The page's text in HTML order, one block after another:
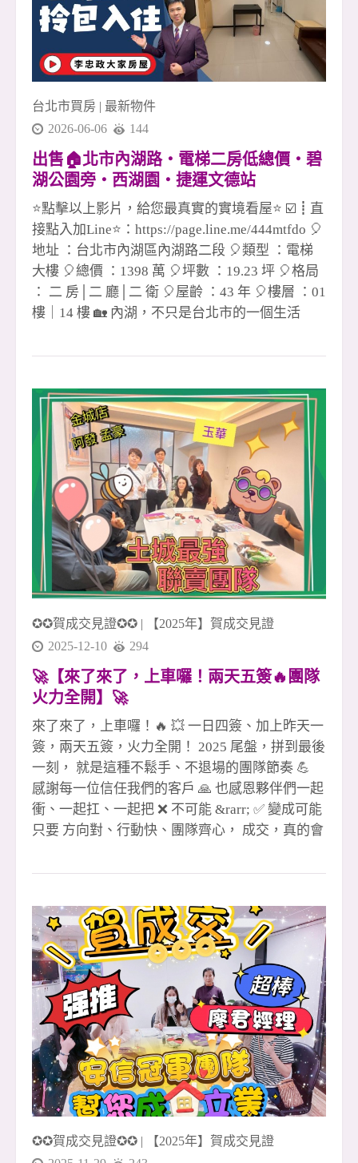
台北市買房 | 最新物件
2026-06-06
144
出售🏠北市內湖路・電梯二房低總價・碧
湖公園旁・西湖園・捷運文德站
☎️0933739959⭐李忠政大家房屋⭐#房地產#
買房#土城金城武#房仲
⭐點擊以上影片，給您最真實的實境看屋⭐ ☑️┋直
接點入加Line⭐：https://page.line.me/444mtfdo 🎈
地址 ：台北市內湖區內湖路二段 🎈類型 ：電梯
大樓 🎈總價 ：1398 萬 🎈坪數 ：19.23 坪 🎈格局
： 二 房│二 廳│二 衛 🎈屋齡 ：43 年 🎈樓層 ：01
樓｜14 樓 🏡 內湖，不只是台北市的一個生活
天出門，沿著內湖碧湖公園周邊散步，眼前是綠
日常就能擁有接近自然的放鬆感。 早晨可以在湖
畔慢慢走一圈，感受清新的空氣與安靜的住宅氛
圍；傍晚下班回家，也能用一段散步的時間，把
白天的忙碌慢慢放下 🚶&zwj;♂️☕ 對許多人來說，
這樣的生活，不只是買一間房子，而是買下一種
更舒服的生活節奏。 📍 生活機能方面，周邊有文
德路、內湖路二段商圈，日常採買、餐飲、小
吃、咖啡、超商、診所等需求都能輕鬆滿足 🛒🍜
☕ 從住家出發，距離捷運文德站約850公尺，步
行約12分鐘可達 🚇 不貼近捷運站的喧囂，卻保有
通勤
✪✪賀成交見證✪✪ |
【2025年】賀成交見證
2025-12-10
294
🚀【來了來了，上車囉！兩天五簽🔥團隊
火力全開】🚀
來了來了，上車囉！🔥 💥 一日四簽、加上昨天一
簽，兩天五簽，火力全開！ 2025 尾盤，拼到最後
一刻， 就是這種不鬆手、不退場的團隊節奏 💪
感謝每一位信任我們的客戶 🙏 也感恩夥伴們一起
衝、一起扛、一起把 ❌ 不可能 &rarr; ✅ 變成可能
只要 方向對、行動快、團隊齊心， 成交，真的會
說話、用行動證明， 2025 收尾直接開加速， 未
成交夥伴 🔹 1 簽聯賣 👉 湘儀 🎉 👉
忠信協理（月 2 簽）🎉 🔹 2 簽 👉 尼克經理（全
炮）🎉 🔹 3 簽 👉 尼克經理 🎉 👉 聖
哲經理 🎉 🔹 4 簽聯賣 👉 玉華 🎉
👉 阿發 &amp; 孟豪 🎉（金城店） 🔹 5 簽聯賣
👉 小紅經理 &amp; 晶伊 🎉 👉 眉
如 🎉（領袖店） 🙌 特別感謝 🙏 聯賣重劃店 黃店
&amp; 湘儀 共創佳績
✪✪賀成交見證✪✪ |
【2025年】賀成交見證